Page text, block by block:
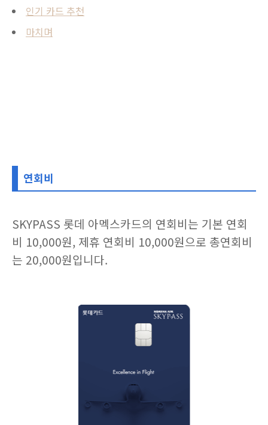
인기 카드 추천
마치며
연회비
SKYPASS 롯데 아멕스카드의 연회비는 기본 연회
비 10,000원, 제휴 연회비 10,000원으로 총연회비
는 20,000원입니다.